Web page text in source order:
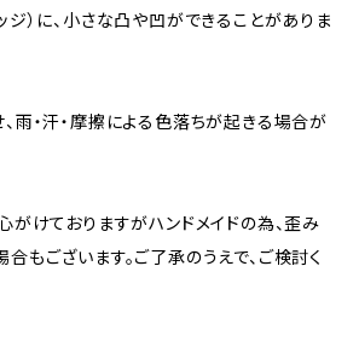
ジ）に、小さな凸や凹ができることがありま
雨・汗・摩擦による色落ちが起きる場合が
がけておりますがハンドメイドの為、歪み
もございます。ご了承のうえで、ご検討く